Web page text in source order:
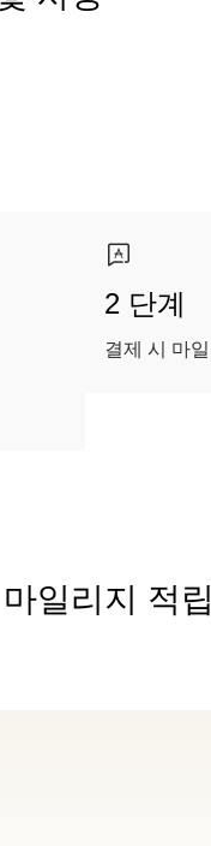
2 단계
결제 시 마
일리지 적립